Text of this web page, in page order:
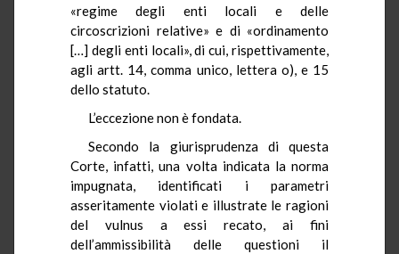
«regime degli enti locali e delle
circoscrizioni relative» e di «ordinamento
[…] degli enti locali», di cui, rispettivamente,
agli artt. 14, comma unico, lettera o), e 15
dello statuto.
L’eccezione non è fondata.
Secondo la giurisprudenza di questa
Corte, infatti, una volta indicata la norma
impugnata, identificati i parametri
asseritamente violati e illustrate le ragioni
del vulnus a essi recato, ai fini
dell’ammissibilità delle questioni il